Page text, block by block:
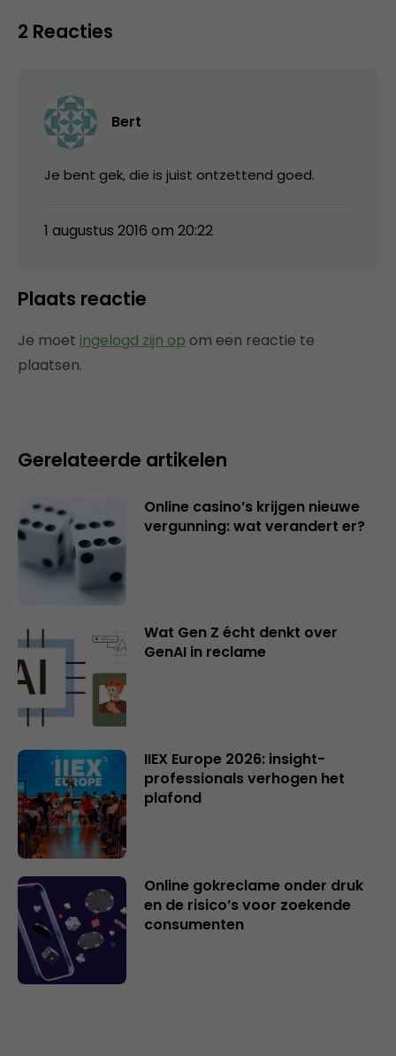
2 Reacties
Bert
Je bent gek, die is juist ontzettend goed.
1 augustus 2016 om 20:22
Plaats reactie
Je moet ingelogd zijn op om een reactie te
plaatsen.
Gerelateerde artikelen
Online casino’s krijgen nieuwe
vergunning: wat verandert er?
Wat Gen Z écht denkt over
GenAI in reclame
IIEX Europe 2026: insight-
professionals verhogen het
plafond
Online gokreclame onder druk
en de risico’s voor zoekende
consumenten